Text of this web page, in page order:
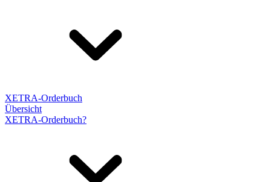
XETRA-Orderbuch
Übersicht
XETRA-Orderbuch?